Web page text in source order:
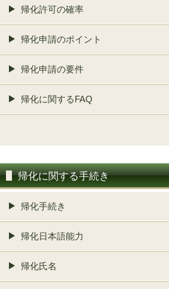
帰化許可の確率
帰化申請のポイント
帰化申請の要件
帰化に関するFAQ
帰化に関する手続き
帰化手続き
帰化日本語能力
帰化氏名